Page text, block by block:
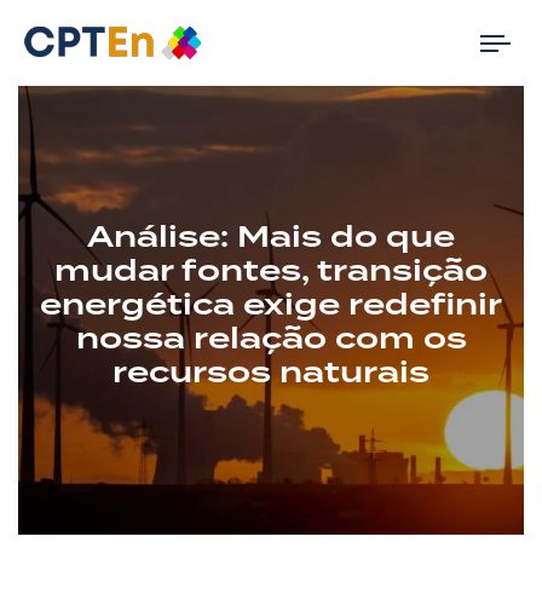
Análise: Mais do que
mudar fontes, transição
energética exige redefinir
nossa relação com os
recursos naturais